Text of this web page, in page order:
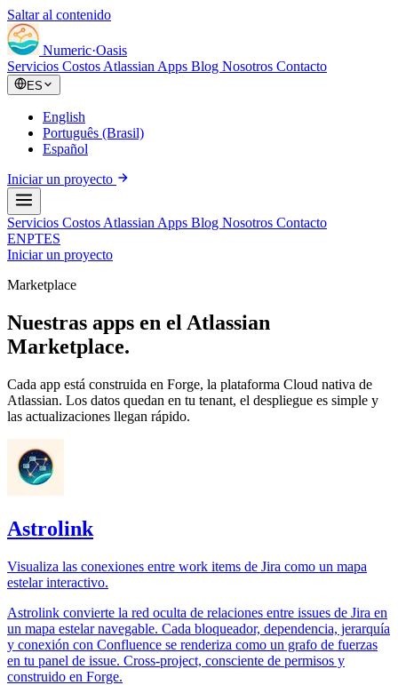
Saltar al contenido
Numeric·Oasis
Servicios Costos Atlassian Apps Blog Nosotros Contacto
ES
English
Português (Brasil)
Español
Iniciar un proyecto
Servicios Costos Atlassian Apps Blog Nosotros Contacto
ENPTES
Iniciar un proyecto
Marketplace
Nuestras apps en el Atlassian
Marketplace.
Cada app está construida en Forge, la plataforma Cloud nativa de
Atlassian. Los datos quedan en tu tenant, el despliegue es simple y
las actualizaciones llegan rápido.
Astrolink
Visualiza las conexiones entre work items de Jira como un mapa
estelar interactivo.
Astrolink convierte la red oculta de relaciones entre issues de Jira en
un mapa estelar navegable. Cada bloqueador, dependencia, jerarquía
y conexión con Confluence se renderiza como un grafo de fuerzas
en tu panel de issue. Cross-project, consciente de permisos y
construido en Forge.